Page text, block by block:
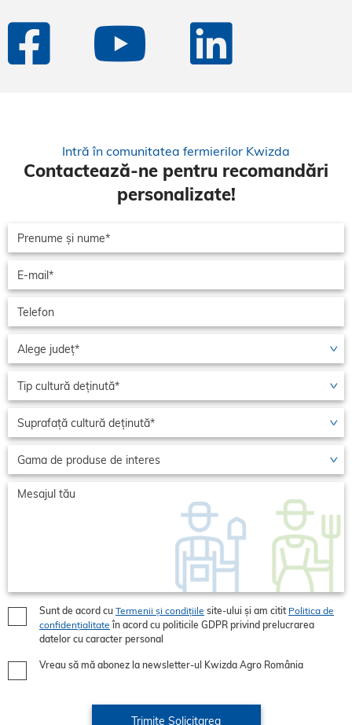
Intră în comunitatea fermierilor Kwizda
Contactează-ne pentru recomandări
personalizate!
Sunt de acord cu Termenii și condițiile site-ului și am citit Politica de
confidențialitate în acord cu politicile GDPR privind prelucrarea
datelor cu caracter personal
Vreau să mă abonez la newsletter-ul Kwizda Agro România